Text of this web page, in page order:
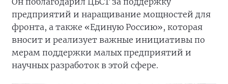
предприятий и наращивание мощностей для
фронта, а также «Единую Россию», которая
вносит и реализует важные инициативы по
мерам поддержки малых предприятий и
научных разработок в этой сфере.